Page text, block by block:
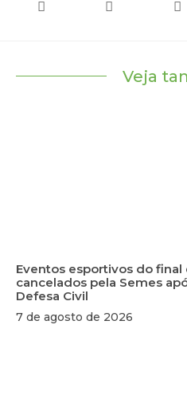
Veja
Eventos esportivos do final
cancelados pela Semes
Defesa Civil
7 de agosto de 2026